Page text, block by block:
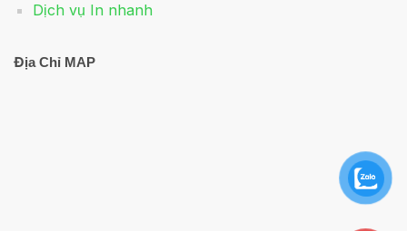
Dịch vụ In nhanh
Địa Chỉ MAP